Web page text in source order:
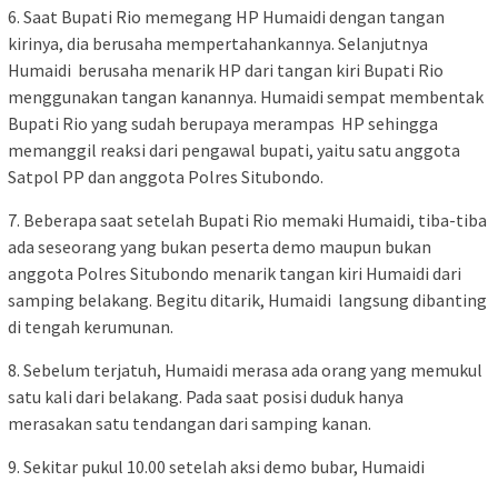
6. Saat Bupati Rio memegang HP Humaidi dengan tangan
kirinya, dia berusaha mempertahankannya. Selanjutnya
Humaidi berusaha menarik HP dari tangan kiri Bupati Rio
menggunakan tangan kanannya. Humaidi sempat membentak
Bupati Rio yang sudah berupaya merampas HP sehingga
memanggil reaksi dari pengawal bupati, yaitu satu anggota
Satpol PP dan anggota Polres Situbondo.
7. Beberapa saat setelah Bupati Rio memaki Humaidi, tiba-tiba
ada seseorang yang bukan peserta demo maupun bukan
anggota Polres Situbondo menarik tangan kiri Humaidi dari
samping belakang. Begitu ditarik, Humaidi langsung dibanting
di tengah kerumunan.
8. Sebelum terjatuh, Humaidi merasa ada orang yang memukul
satu kali dari belakang. Pada saat posisi duduk hanya
merasakan satu tendangan dari samping kanan.
9. Sekitar pukul 10.00 setelah aksi demo bubar, Humaidi